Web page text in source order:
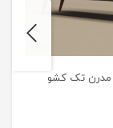
مدرن تک کشو